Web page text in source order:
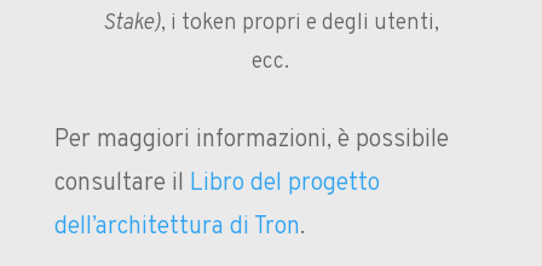
Stake), i token propri e degli utenti,
ecc.
Per maggiori informazioni, è possibile
consultare il Libro del progetto
dell’architettura di Tron.